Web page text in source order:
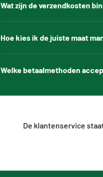
Wat zijn de verzendkosten
Hoe kies ik de juiste maat
Welke betaalmethoden
De klantenservice